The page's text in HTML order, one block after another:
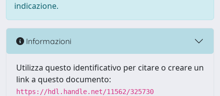
indicazione.
Informazioni
Utilizza questo identificativo per citare o creare un
link a questo documento:
https://hdl.handle.net/11562/325730